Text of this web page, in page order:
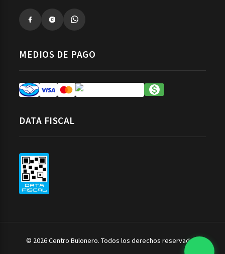
MEDIOS DE PAGO
DATA FISCAL
© 2026 Centro Bulonero. Todos los derechos reservados.